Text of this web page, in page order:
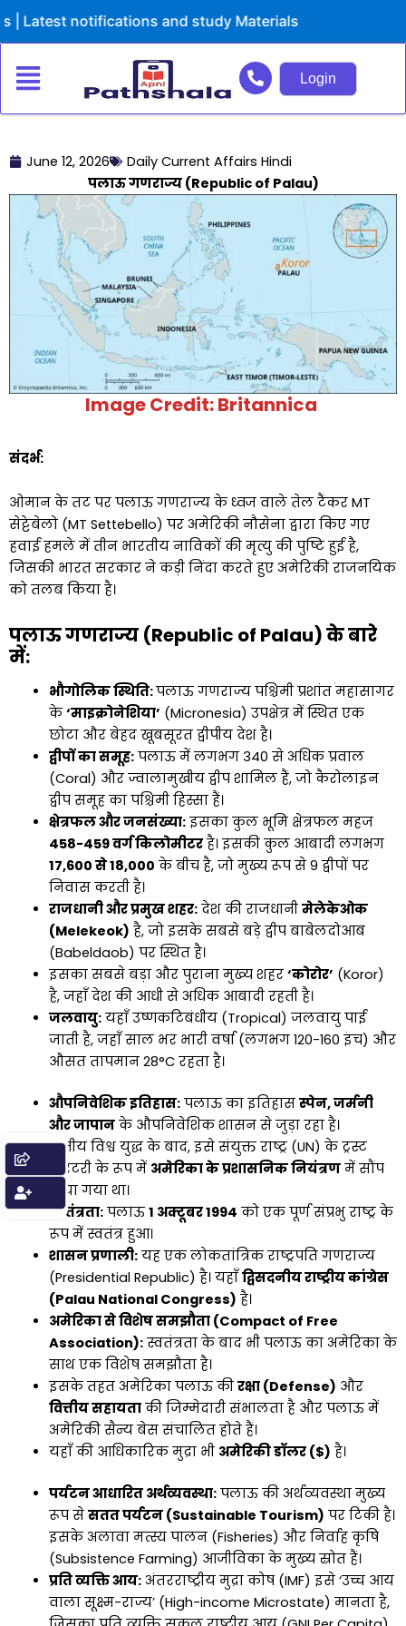
Skip
to
notifications and study Materials
Login
June 12, 2026
Daily Current Affairs Hindi
पलाऊ गणराज्य (Republic of Palau)
Image Credit: Britannica
संदर्भ:
ओमान के तट पर पलाऊ गणराज्य के ध्वज वाले तेल टैंकर MT
सेट्टेबेलो (MT Settebello) पर अमेरिकी नौसेना द्वारा किए गए
हवाई हमले में तीन भारतीय नाविकों की मृत्यु की पुष्टि हुई है,
जिसकी भारत सरकार ने कड़ी निंदा करते हुए अमेरिकी राजनयिक
को तलब किया है।
पलाऊ गणराज्य (Republic of Palau) के बारे
में:
भौगोलिक स्थिति:पलाऊ गणराज्य पश्चिमी प्रशांत महासागर
के ‘माइक्रोनेशिया’ (Micronesia) उपक्षेत्र में स्थित एक
छोटा और बेहद खूबसूरत द्वीपीय देश है।
द्वीपों का समूह:पलाऊ में लगभग 340 से अधिक प्रवाल
(Coral) और ज्वालामुखीय द्वीप शामिल हैं, जो कैरोलाइन
द्वीप समूह का पश्चिमी हिस्सा हैं।
क्षेत्रफल और जनसंख्या:इसका कुल भूमि क्षेत्रफल महज
458-459 वर्ग किलोमीटरहै। इसकी कुल आबादी लगभग
17,600 से 18,000 के बीच है, जो मुख्य रूप से 9 द्वीपों पर
निवास करती है।
राजधानी और प्रमुख शहर:देश की राजधानी मेलेकेओक
(Melekeok) है, जो इसके सबसे बड़े द्वीप बाबेलदोआब
(Babeldaob) पर स्थित है।
इसका सबसे बड़ा और पुराना मुख्य शहर ‘कोरोर’ (Koror)
है, जहाँ देश की आधी से अधिक आबादी रहती है।
जलवायु:यहाँ उष्णकटिबंधीय (Tropical) जलवायु पाई
जाती है, जहाँ साल भर भारी वर्षा (लगभग 120-160 इंच) और
औसत तापमान 28°C रहता है।
औपनिवेशिक इतिहास:पलाऊ का इतिहास स्पेन, जर्मनी
और जापानके औपनिवेशिक शासन से जुड़ा रहा है।
द्वितीय विश्व युद्ध के बाद, इसे संयुक्त राष्ट्र (UN) के ट्रस्ट
टेरिटरी के रूप में अमेरिका के प्रशासनिक नियंत्रणमें सौंप
दिया गया था।
स्वतंत्रता:पलाऊ 1 अक्टूबर 1994 को एक पूर्ण संप्रभु राष्ट्र के
रूप में स्वतंत्र हुआ।
शासन प्रणाली:यह एक लोकतांत्रिक राष्ट्रपति गणराज्य
(Presidential Republic) है। यहाँ द्विसदनीय राष्ट्रीय कांग्रेस
(Palau National Congress) है।
अमेरिका से विशेष समझौता (Compact of Free
Association):स्वतंत्रता के बाद भी पलाऊ का अमेरिका के
साथ एक विशेष समझौता है।
इसके तहत अमेरिका पलाऊ की रक्षा (Defense) और
वित्तीय सहायताकी जिम्मेदारी संभालता है और पलाऊ में
अमेरिकी सैन्य बेस संचालित होते हैं।
यहाँ की आधिकारिक मुद्रा भी अमेरिकी डॉलर ($) है।
पर्यटन आधारित अर्थव्यवस्था:पलाऊ की अर्थव्यवस्था मुख्य
रूप से सतत पर्यटन (Sustainable Tourism) पर टिकी है।
इसके अलावा मत्स्य पालन (Fisheries) और निर्वाह कृषि
(Subsistence Farming) आजीविका के मुख्य स्रोत हैं।
प्रति व्यक्ति आय:अंतरराष्ट्रीय मुद्रा कोष (IMF) इसे ‘उच्च आय
वाला सूक्ष्म-राज्य’ (High-income Microstate) मानता है,